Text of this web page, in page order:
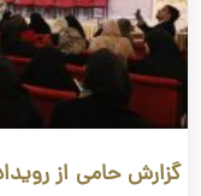
گزارش حامی از